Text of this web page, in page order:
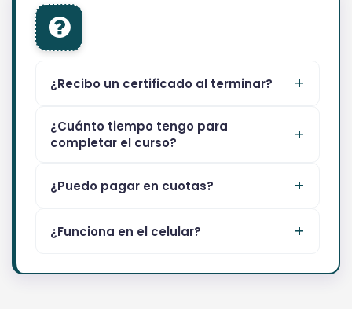
¿Recibo un certificado al terminar?
¿Cuánto tiempo tengo para
completar el curso?
¿Puedo pagar en cuotas?
¿Funciona en el celular?